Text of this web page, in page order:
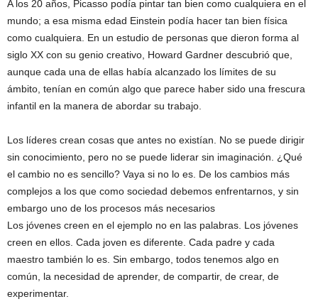
A los 20 años, Picasso podía pintar tan bien como cualquiera en el
mundo; a esa misma edad Einstein podía hacer tan bien física
como cualquiera. En un estudio de personas que dieron forma al
siglo XX con su genio creativo, Howard Gardner descubrió que,
aunque cada una de ellas había alcanzado los límites de su
ámbito, tenían en común algo que parece haber sido una frescura
infantil en la manera de abordar su trabajo.
Los líderes crean cosas que antes no existían. No se puede dirigir
sin conocimiento, pero no se puede liderar sin imaginación. ¿Qué
el cambio no es sencillo? Vaya si no lo es. De los cambios más
complejos a los que como sociedad debemos enfrentarnos, y sin
embargo uno de los procesos más necesarios
Los jóvenes creen en el ejemplo no en las palabras. Los jóvenes
creen en ellos. Cada joven es diferente. Cada padre y cada
maestro también lo es. Sin embargo, todos tenemos algo en
común, la necesidad de aprender, de compartir, de crear, de
experimentar.